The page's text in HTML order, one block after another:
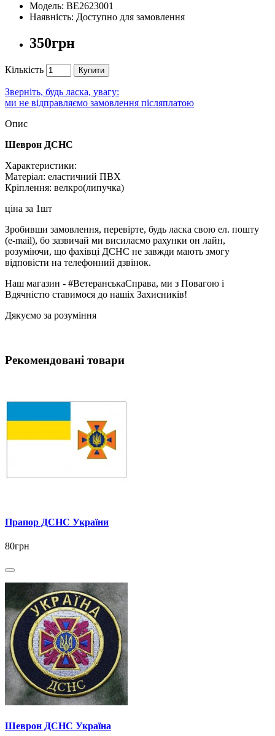
Модель: BE2623001
Наявність: Доступно для замовлення
350грн
Кількість Купити
Зверніть, будь ласка, увагу:
ми не відправляємо замовлення післяплатою
Опис
Шеврон ДСНС
Характеристики:
Матеріал: еластичний ПВХ
Кріплення: велкро(липучка)
ціна за 1шт
Зробивши замовлення, перевірте, будь ласка свою ел. пошту
(e-mail), бо зазвичай ми висилаємо рахунки он лайн,
розуміючи, що фахівці ДСНС не завжди мають змогу
відповісти на телефонний дзвінок.
Наш магазин - #ВетеранськаСправа, ми з Повагою і
Вдячністю ставимося до нашіх Захисників!
Дякуємо за розуміння
Рекомендовані товари
Прапор ДСНС України
80грн
Шеврон ДСНС Україна